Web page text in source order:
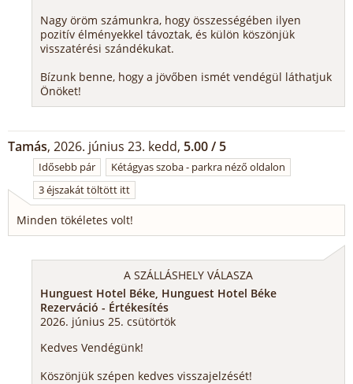
Nagy öröm számunkra, hogy összességében ilyen
pozitív élményekkel távoztak, és külön köszönjük
visszatérési szándékukat.
Bízunk benne, hogy a jövőben ismét vendégül láthatjuk
Önöket!
Tamás, 2026. június 23. kedd, 5.00 / 5
Idősebb pár
Kétágyas szoba - parkra néző oldalon
3 éjszakát töltött itt
Minden tökéletes volt!
A SZÁLLÁSHELY VÁLASZA
Hunguest Hotel Béke, Hunguest Hotel Béke
Rezerváció - Értékesítés
2026. június 25. csütörtök
Kedves Vendégünk!
Köszönjük szépen kedves visszajelzését!